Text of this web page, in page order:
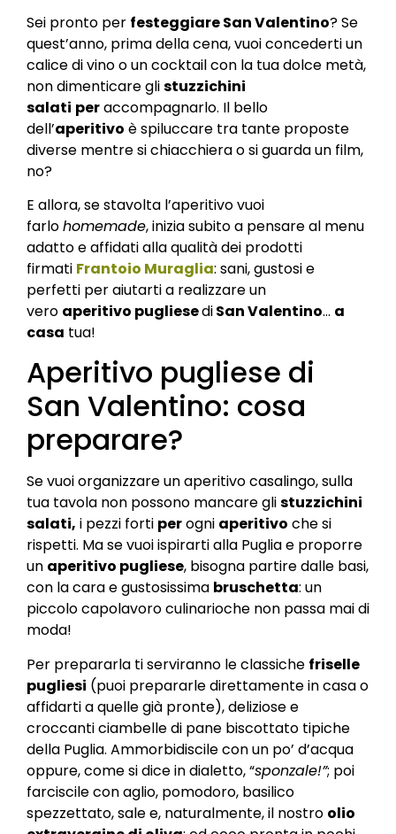
Sei pronto per festeggiare San Valentino? Se
quest’anno, prima della cena, vuoi concederti un
calice di vino o un cocktail con la tua dolce metà,
non dimenticare glistuzzichini
salati peraccompagnarlo. Il bello
dell’aperitivo è spiluccare tra tante proposte
diverse mentre si chiacchiera o si guarda un film,
no?
E allora, se stavolta l’aperitivo vuoi
farlohomemade, inizia subito a pensare al menu
adatto e affidati alla qualità dei prodotti
firmati Frantoio Muraglia: sani, gustosi e
perfetti per aiutarti a realizzare un
vero aperitivo pugliesediSan Valentino… a
casa tua!
Aperitivo pugliese di
San Valentino: cosa
preparare?
Se vuoi organizzare un aperitivo casalingo, sulla
tua tavola non possono mancare glistuzzichini
salati, i pezzi forti perogni aperitivo che si
rispetti. Ma se vuoi ispirarti alla Puglia e proporre
un aperitivo pugliese, bisogna partire dalle basi,
con la cara e gustosissima bruschetta: un
piccolo capolavoro culinarioche non passa mai di
moda!
Per prepararla ti serviranno le classiche friselle
pugliesi (puoi prepararle direttamente in casa o
affidarti a quelle già pronte), deliziose e
croccanti ciambelle di pane biscottato tipiche
della Puglia. Ammorbidiscile con un po’ d’acqua
oppure, come si dice in dialetto, “sponzale!”; poi
farciscile con aglio, pomodoro, basilico
spezzettato, sale e, naturalmente, il nostro olio